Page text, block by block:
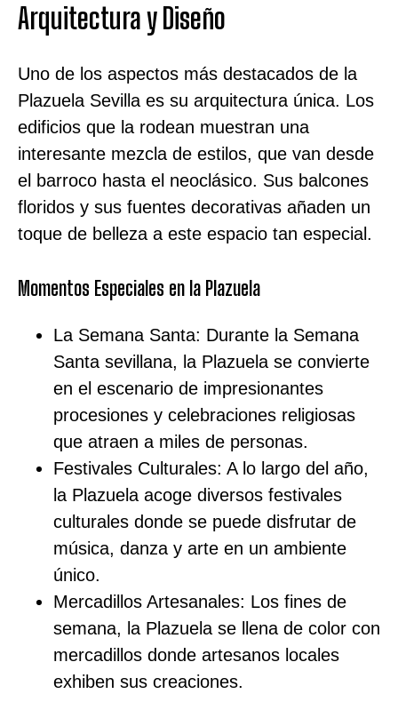
Arquitectura y Diseño
Uno de los aspectos más destacados de la
Plazuela Sevilla es su arquitectura única. Los
edificios que la rodean muestran una
interesante mezcla de estilos, que van desde
el barroco hasta el neoclásico. Sus balcones
floridos y sus fuentes decorativas añaden un
toque de belleza a este espacio tan especial.
Momentos Especiales en la Plazuela
La Semana Santa: Durante la Semana
Santa sevillana, la Plazuela se convierte
en el escenario de impresionantes
procesiones y celebraciones religiosas
que atraen a miles de personas.
Festivales Culturales: A lo largo del año,
la Plazuela acoge diversos festivales
culturales donde se puede disfrutar de
música, danza y arte en un ambiente
único.
Mercadillos Artesanales: Los fines de
semana, la Plazuela se llena de color con
mercadillos donde artesanos locales
exhiben sus creaciones.